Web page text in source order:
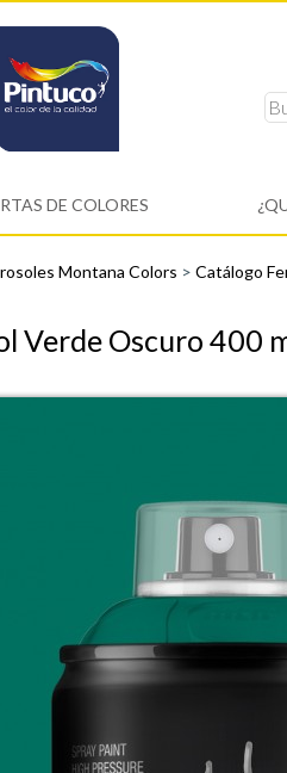
DE COLORES
Montana Colors > Catálogo
Verde Oscuro 400